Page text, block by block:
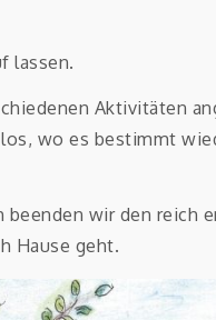
lassen.
Aktivitäten
wo es bestimmt
beenden wir den reich
Hause geht.